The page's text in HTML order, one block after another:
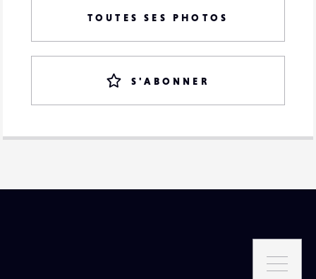
TOUTES SES PHOTOS
S'ABONNER